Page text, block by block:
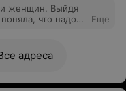
и женщин. Выйдя
что надо
главный из
за выполнением
Еще
адреса